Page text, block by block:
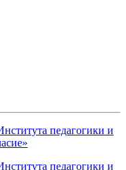
педагогики и
педагогики и